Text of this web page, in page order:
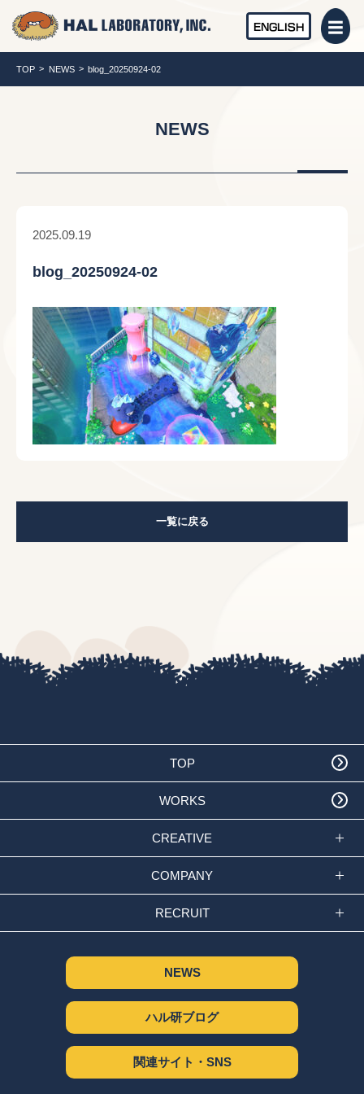
ENGLISH
TOP NEWS blog_20250924-02
NEWS
2025.09.19
blog_20250924-02
一覧に戻る
TOP
WORKS
CREATIVE
COMPANY
RECRUIT
NEWS
ハル研ブログ
関連サイト・SNS